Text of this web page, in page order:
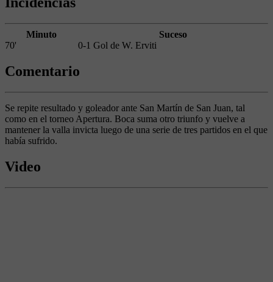
Minuto
Suceso
70'
0-1 Gol de W. Erviti
Comentario
Se repite resultado y goleador ante San Martín de San Juan, tal
como en el torneo Apertura. Boca suma otro triunfo y vuelve a
mantener la valla invicta luego de una serie de tres partidos en el que
había sufrido.
Video